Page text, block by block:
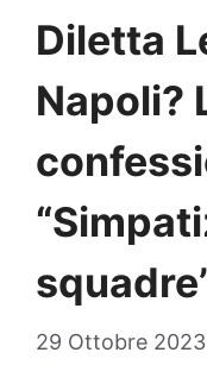
Diletta
Napoli?
29 Ottobre 2023